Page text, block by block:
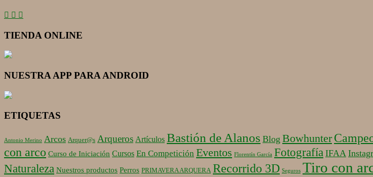
TIENDA ONLINE
NUESTRA APP PARA ANDROID
ETIQUETAS
Antonio Merino Arcos Arquer@s Arqueros Artículos Bastión de Alanos Blog Bowhunter
con arco Curso de Iniciación Cursos En Competición Eventos Florentín García Fotografía IFAA
Naturaleza Nuestros productos Perros PRIMAVERA ARQUERA Recorrido 3D Seguros Tiro con